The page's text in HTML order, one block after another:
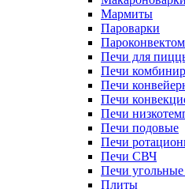
Мармиты
Пароварки
Печи для
Печи
Печи
Печи
Печи
Печи подовые
Печи
Печи СВЧ
Печи
Плиты